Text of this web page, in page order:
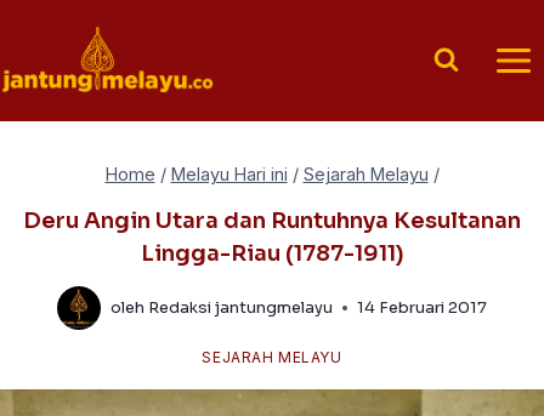
content
Home / Melayu Hari ini / Sejarah Melayu /
Deru Angin Utara dan Runtuhnya Kesultanan
Lingga-Riau (1787-1911)
oleh Redaksi jantungmelayu 14 Februari 2017
SEJARAH MELAYU